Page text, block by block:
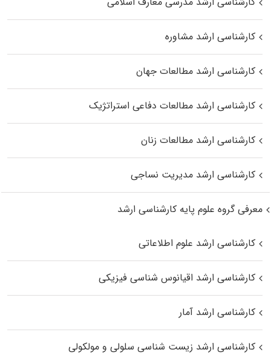
کارشناسی ارشد مشاوره
کارشناسی ارشد مطالعات جهان
کارشناسی ارشد مطالعات دفاعی استراتژیک
کارشناسی ارشد مطالعات زنان
کارشناسی ارشد مدیریت نساجی
معرفی گروه علوم پایه کارشناسی ارشد
کارشناسی ارشد علوم اطلاعاتی
کارشناسی ارشد اقیانوس‌ شناسی فیزیکی
کارشناسی ارشد آمار
کارشناسی ارشد زیست شناسی سلولی و مولکولی